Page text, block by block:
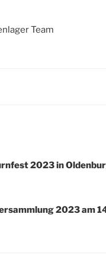
Team
2023 in
2023 am